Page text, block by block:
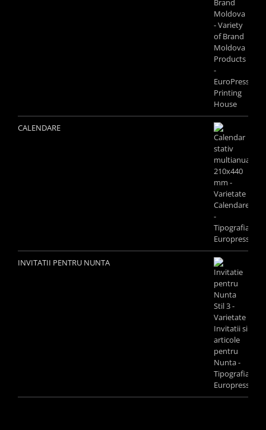
CALENDARE
INVITATII PENTRU NUNTA